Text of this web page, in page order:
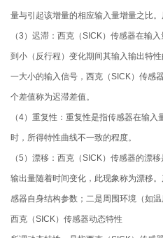
量与引起该增量的相应输入量增量之比。
（3）迟滞：西克（SICK）传感器在输
到小（反行程）变化期间其输入输出特
一大小的输入信号，西克（SICK）传感
个差值称为迟滞差值。
（4）重复性：重复性是指传感器在输
时，所得特性曲线不一致的程度。
（5）漂移：西克（SICK）传感器的漂
输出量随着时间变化，此现象称为漂移
感器自身结构参数；二是周围环境（如温
西克（SICK）传感器动态特性